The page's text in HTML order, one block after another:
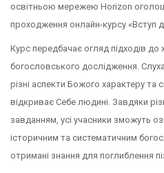
освітньою мережею Horizon
проходження онлайн-курсу «Вступ
Курс передбачає огляд підходів до
богословського дослідження.
різні аспекти Божого характеру та
відкриває Себе людині. Завдяки
завданням, усі учасники зможуть
історичним та систематичним
отримані знання для поглиблення